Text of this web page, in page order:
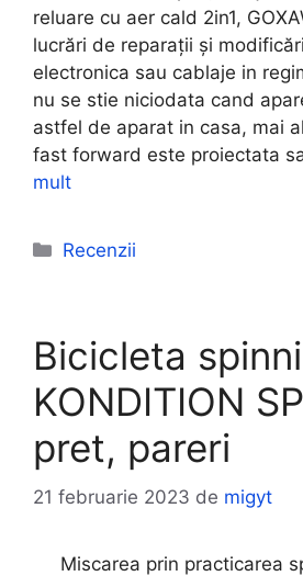
reluare cu aer cald 2in1,
lucrări de reparații și
electronica sau cablaje in
nu se stie niciodata cand
astfel de aparat in casa, mai
fast forward este proiectata
mult
Categorii
Recenzii
Bicicleta
KONDITION
pret, pareri
21 februarie 2023 de migyt
Miscarea prin practicarea